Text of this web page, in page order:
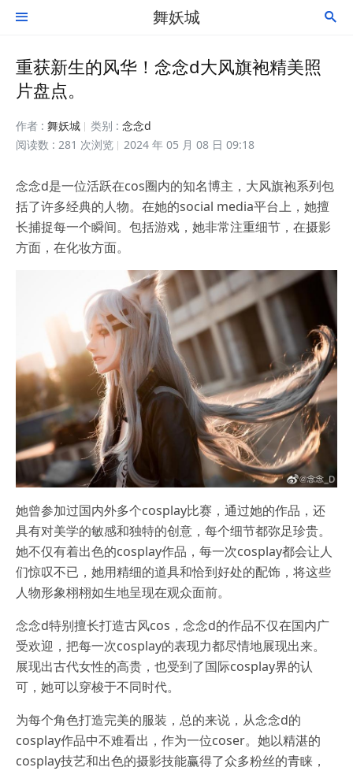
 舞妖城 
重获新生的风华！念念d大风旗袍精美照
片盘点。
作者 : 舞妖城 类别 : 念念d
阅读数 : 281 次浏览
2024 年 05 月 08 日 09:18
念念d是一位活跃在cos圈内的知名博主，大风旗袍系列包
括了许多经典的人物。在她的social media平台上，她擅
长捕捉每一个瞬间。包括游戏，她非常注重细节，在摄影
方面，在化妆方面。
她曾参加过国内外多个cosplay比赛，通过她的作品，还
具有对美学的敏感和独特的创意，每个细节都弥足珍贵。
她不仅有着出色的cosplay作品，每一次cosplay都会让人
们惊叹不已，她用精细的道具和恰到好处的配饰，将这些
人物形象栩栩如生地呈现在观众面前。
念念d特别擅长打造古风cos，念念d的作品不仅在国内广
受欢迎，把每一次cosplay的表现力都尽情地展现出来。
展现出古代女性的高贵，也受到了国际cosplay界的认
可，她可以穿梭于不同时代。
为每个角色打造完美的服装，总的来说，从念念d的
cosplay作品中不难看出，作为一位coser。她以精湛的
cosplay技艺和出色的摄影技能赢得了众多粉丝的青睐，